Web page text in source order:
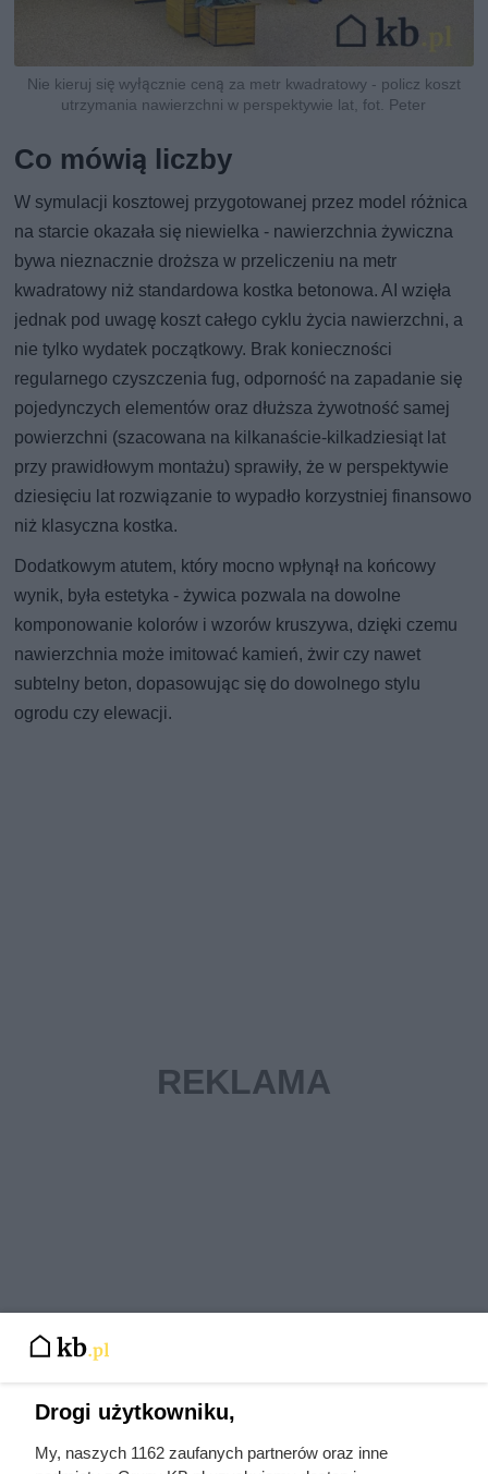
Nie kieruj się wyłącznie ceną za metr kwadratowy - policz koszt
utrzymania nawierzchni w perspektywie lat, fot. Peter
Co mówią liczby
W symulacji kosztowej przygotowanej przez model różnica
na starcie okazała się niewielka - nawierzchnia żywiczna
bywa nieznacznie droższa w przeliczeniu na metr
kwadratowy niż standardowa kostka betonowa. AI wzięła
jednak pod uwagę koszt całego cyklu życia nawierzchni, a
nie tylko wydatek początkowy. Brak konieczności
regularnego czyszczenia fug, odporność na zapadanie się
pojedynczych elementów oraz dłuższa żywotność samej
powierzchni (szacowana na kilkanaście-kilkadziesiąt lat
przy prawidłowym montażu) sprawiły, że w perspektywie
dziesięciu lat rozwiązanie to wypadło korzystniej finansowo
niż klasyczna kostka.
Dodatkowym atutem, który mocno wpłynął na końcowy
wynik, była estetyka - żywica pozwala na dowolne
komponowanie kolorów i wzorów kruszywa, dzięki czemu
nawierzchnia może imitować kamień, żwir czy nawet
subtelny beton, dopasowując się do dowolnego stylu
ogrodu czy elewacji.
Drogi użytkowniku,
My, naszych 1162 zaufanych partnerów oraz inne